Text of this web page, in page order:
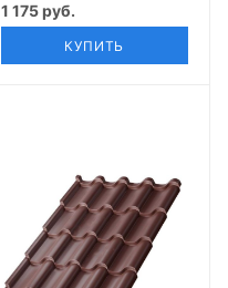
1 175 руб.
КУПИТЬ